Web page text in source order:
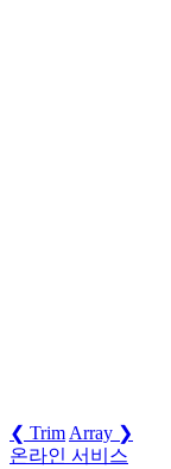
❮ Trim Array ❯
온라인 서비스